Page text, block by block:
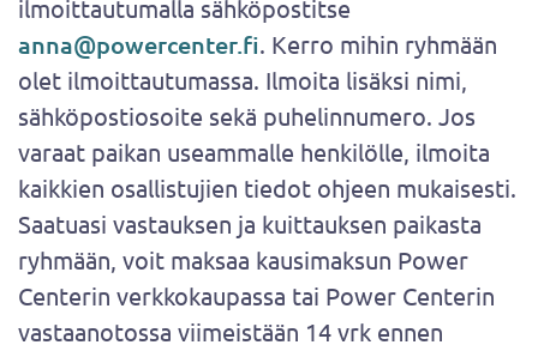
ilmoittautumalla sähköpostitse
anna@powercenter.fi. Kerro mihin ryhmään
olet ilmoittautumassa. Ilmoita lisäksi nimi,
sähköpostiosoite sekä puhelinnumero. Jos
varaat paikan useammalle henkilölle, ilmoita
kaikkien osallistujien tiedot ohjeen mukaisesti.
Saatuasi vastauksen ja kuittauksen paikasta
ryhmään, voit maksaa kausimaksun Power
Centerin verkkokaupassa tai Power Centerin
vastaanotossa viimeistään 14 vrk ennen